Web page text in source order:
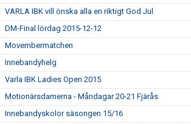
VARLA IBK vill önska alla en riktigt God Jul
DM-Final lördag 2015-12-12
Movembermatchen
Innebandyhelg
Varla IBK Ladies Open 2015
Motionärsdamerna - Måndagar 20-21 Fjärås
Innebandyskolor säsongen 15/16